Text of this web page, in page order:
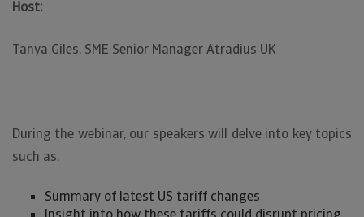
Host:
Tanya Giles, SME Senior Manager Atradius UK
During the webinar, our speakers will delve into key topics
such as:
Summary of latest US tariff changes